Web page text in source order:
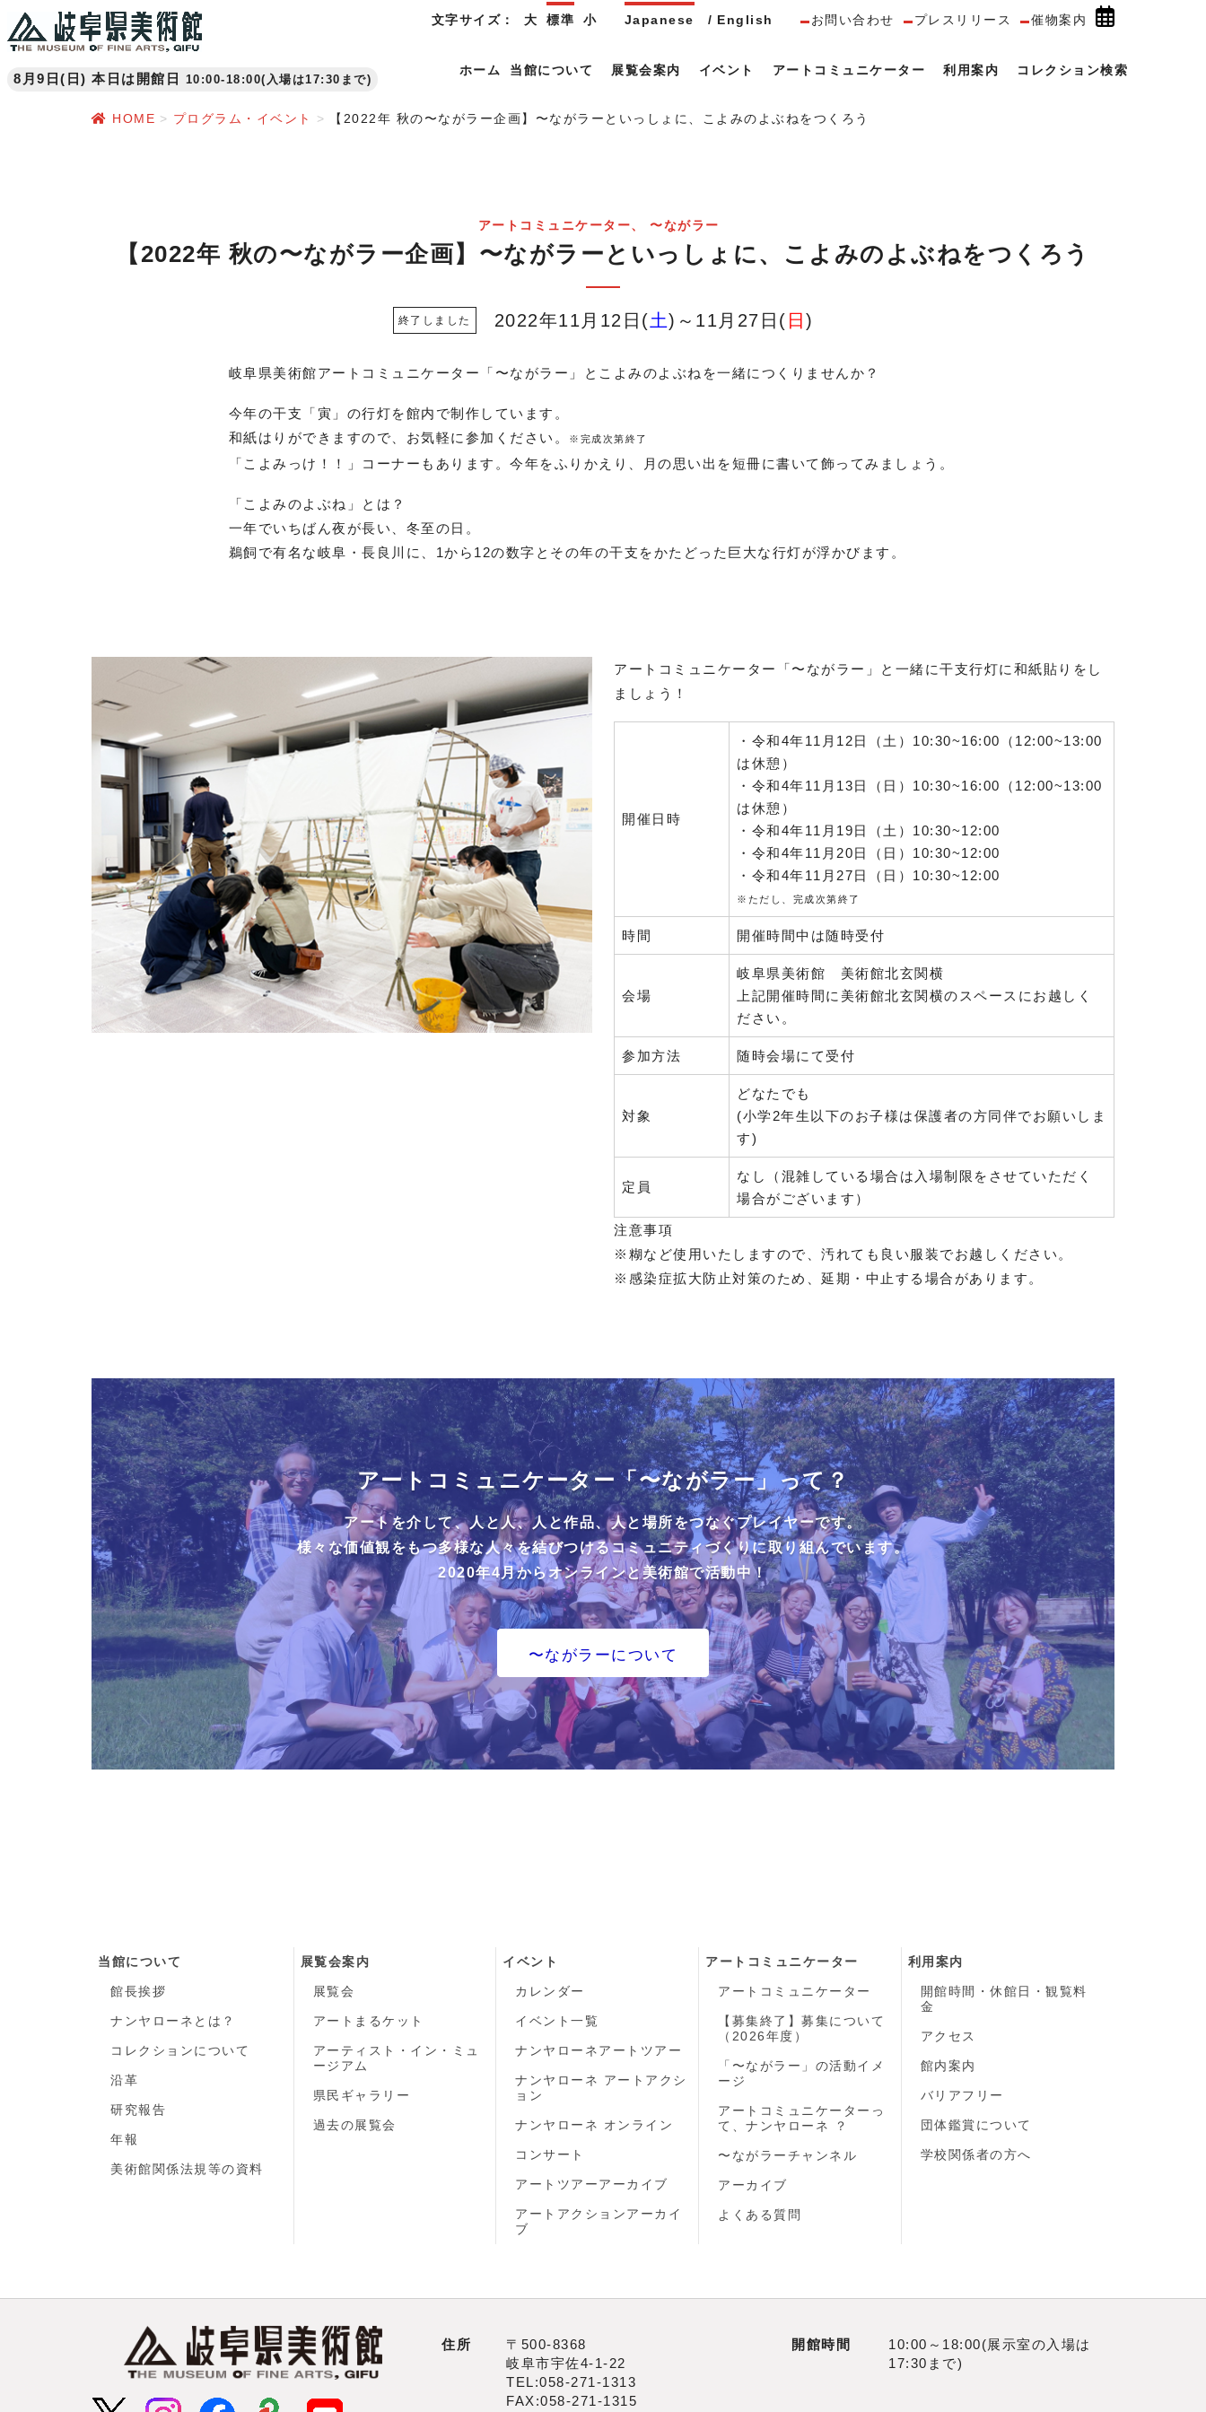
文字サイズ： 大 標準 小 Japanese English お問い合わせ プレスリリース 催物案内
8月9日(日) 本日は開館日 10:00-18:00(入場は17:30まで)
ホーム 当館について 展覧会案内 イベント アートコミュニケーター 利用案内 コレクション検索
HOME プログラム・イベント 【2022年 秋の〜ながラー企画】〜ながラーといっしょに、こよみのよぶねをつくろう
アートコミュニケーター 〜ながラー
【2022年 秋の〜ながラー企画】〜ながラーといっしょに、こよみのよぶねをつくろう
2022年11月12日 土 ～11月27日 日
岐阜県美術館アートコミュニケーター「〜ながラー」とこよみのよぶねを一緒につくりませんか？
今年の干支「寅」の行灯を館内で制作しています。
和紙はりができますので、お気軽に参加ください。
※完成次第終了
「こよみっけ！！」コーナーもあります。今年をふりかえり、月の思い出を短冊に書いて飾ってみましょう。
「こよみのよぶね」とは？
一年でいちばん夜が長い、冬至の日。
鵜飼で有名な岐阜・長良川に、1から12の数字とその年の干支をかたどった巨大な行灯が浮かびます。
アートコミュニケーター「〜ながラー」と一緒に干支行灯に和紙貼りをし
ましょう！
開催日時
・令和4年11月12日（土）10:30~16:00（12:00~13:00
は休憩）
・令和4年11月13日（日）10:30~16:00 （12:00~13:00
は休憩）
・令和4年11月19日（土）10:30~12:00
・令和4年11月20日（日）10:30~12:00
・令和4年11月27日（日）10:30~12:00
※ただし、完成次第終了
時間 開催時間中は随時受付
会場
岐阜県美術館 美術館北玄関横
上記開催時間に美術館北玄関横のスペースにお越しく
ださい。
参加方法 随時会場にて受付
対象
どなたでも
(小学2年生以下のお子様は保護者の方同伴でお願いしま
す)
定員
なし（混雑している場合は入場制限をさせていただく
場合がございます）
注意事項
※糊など使用いたしますので、汚れても良い服装でお越しください。
※感染症拡大防止対策のため、延期・中止する場合があります。
アートコミュニケーター「〜ながラー」って？
アートを介して、人と人、人と作品、人と場所をつなぐプレイヤーです。
様々な価値観をもつ多様な人々を結びつけるコミュニティづくりに取り組んでいます。
2020年4月からオンラインと美術館で活動中！
〜ながラーについて
当館について
館長挨拶
ナンヤローネとは？
コレクションについて
沿革
研究報告
年報
美術館関係法規等の資料
展覧会案内
展覧会
アートまるケット
アーティスト・イン・ミュ
ージアム
県民ギャラリー
過去の展覧会
イベント
カレンダー
イベント一覧
ナンヤローネアートツアー
ナンヤローネ アートアクシ
ョン
ナンヤローネ オンライン
コンサート
アートツアーアーカイブ
アートアクションアーカイ
ブ
アートコミュニケーター
アートコミュニケーター
【募集終了】募集について
（2026年度）
「〜ながラー」の活動イメ
ージ
アートコミュニケーターっ
て、ナンヤローネ ？
〜ながラーチャンネル
アーカイブ
よくある質問
利用案内
開館時間・休館日・観覧料
金
アクセス
館内案内
バリアフリー
団体鑑賞について
学校関係者の方へ
住所
〒500‐8368
岐阜市宇佐4‐1‐22
TEL:058-271-1313
FAX:058-271-1315
開館時間
10:00～18:00(展示室の入場は
17:30まで)